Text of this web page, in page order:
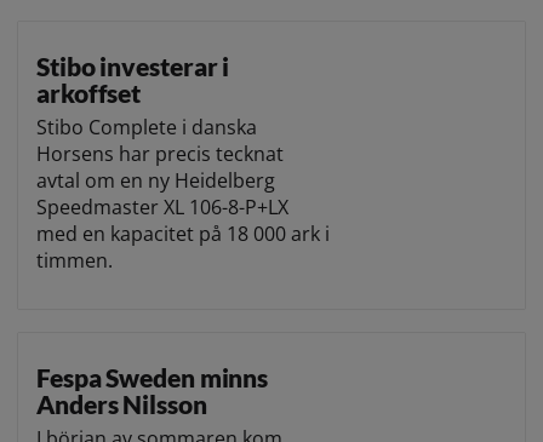
Stibo investerar i
arkoffset
Stibo Complete i danska
Horsens har precis tecknat
avtal om en ny Heidelberg
Speedmaster XL 106-8-P+LX
med en kapacitet på 18 000 ark i
timmen.
Fespa Sweden minns
Anders Nilsson